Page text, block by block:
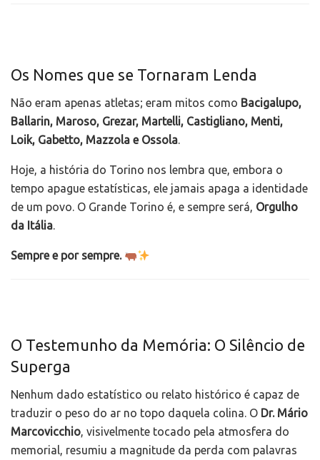
Os Nomes que se Tornaram Lenda
Não eram apenas atletas; eram mitos como Bacigalupo,
Ballarin, Maroso, Grezar, Martelli, Castigliano, Menti,
Loik, Gabetto, Mazzola e Ossola.
Hoje, a história do Torino nos lembra que, embora o
tempo apague estatísticas, ele jamais apaga a identidade
de um povo. O Grande Torino é, e sempre será, Orgulho
da Itália.
Sempre e por sempre.
O Testemunho da Memória: O Silêncio de
Superga
Nenhum dado estatístico ou relato histórico é capaz de
traduzir o peso do ar no topo daquela colina. O Dr. Mário
Marcovicchio, visivelmente tocado pela atmosfera do
memorial, resumiu a magnitude da perda com palavras